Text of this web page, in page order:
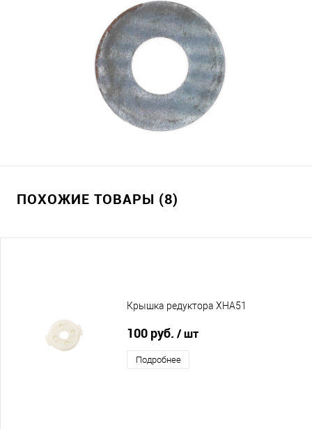
ПОХОЖИЕ ТОВАРЫ (8)
Крышка редуктора XHA51
100 руб. / шт
Подробнее